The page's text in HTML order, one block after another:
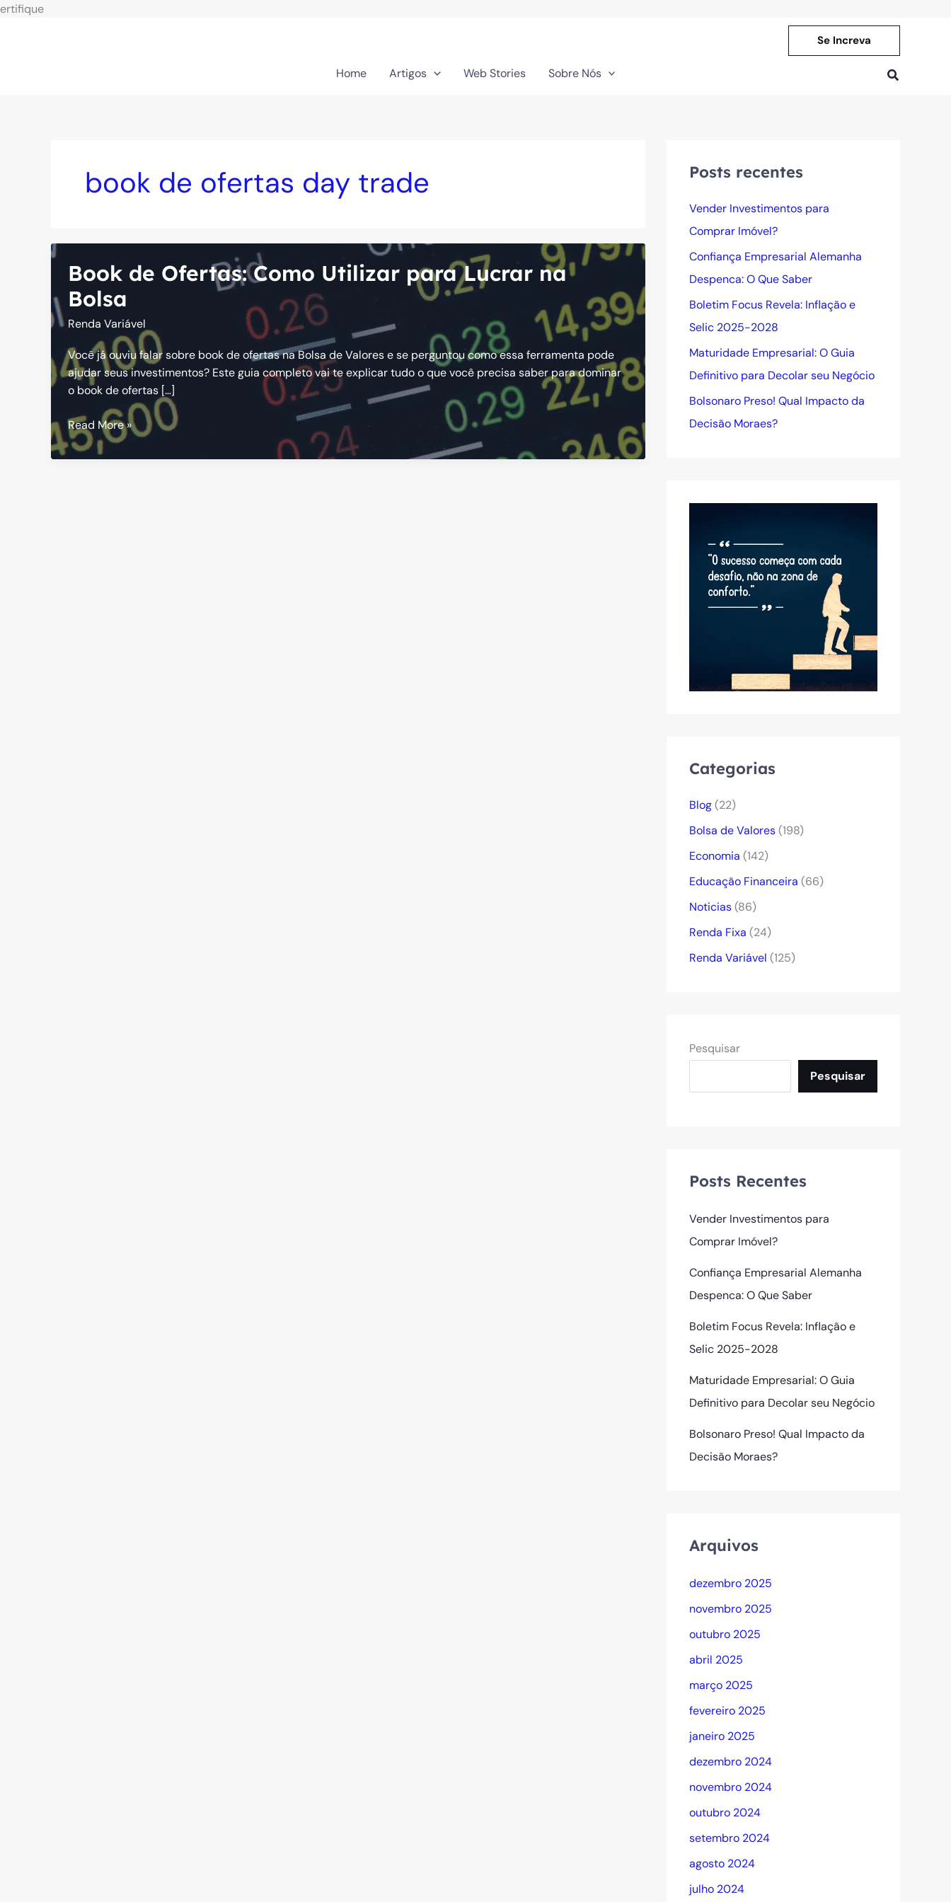
ertifiqueIr
Se Increva
Home Artigos Web Stories Sobre Nós Pesquisar
book de ofertas day trade
Book de Ofertas: Como Utilizar para Lucrar na
Bolsa
Renda Variável
Você já ouviu falar sobre book de ofertas na Bolsa de Valores e se perguntou como essa ferramenta pode
ajudar seus investimentos? Este guia completo vai te explicar tudo o que você precisa saber para dominar
o book de ofertas […]
Book
de
Ofertas:
Read More »
Posts recentes
Vender Investimentos para
Comprar Imóvel?
Confiança Empresarial Alemanha
Despenca: O Que Saber
Boletim Focus Revela: Inflação e
Selic 2025-2028
Maturidade Empresarial: O Guia
Definitivo para Decolar seu Negócio
Bolsonaro Preso! Qual Impacto da
Decisão Moraes?
Categorias
Blog(22)
Bolsa de Valores(198)
Economia (142)
Educação Financeira (66)
Noticias(86)
Renda Fixa (24)
Renda Variável (125)
Pesquisar
Pesquisar
Posts Recentes
Vender Investimentos para
Comprar Imóvel?
Confiança Empresarial Alemanha
Despenca: O Que Saber
Boletim Focus Revela: Inflação e
Selic 2025-2028
Maturidade Empresarial: O Guia
Definitivo para Decolar seu Negócio
Bolsonaro Preso! Qual Impacto da
Decisão Moraes?
Arquivos
dezembro 2025
novembro 2025
outubro 2025
abril 2025
março 2025
fevereiro 2025
janeiro 2025
dezembro 2024
novembro 2024
outubro 2024
setembro 2024
agosto 2024
julho 2024